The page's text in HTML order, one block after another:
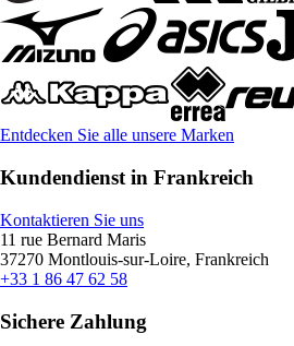
Entdecken Sie alle unsere Marken
Kundendienst in Frankreich
Kontaktieren Sie uns
11 rue Bernard Maris
37270 Montlouis-sur-Loire, Frankreich
+33 1 86 47 62 58
Sichere Zahlung